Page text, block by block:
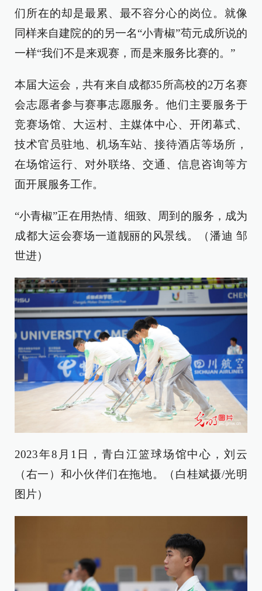
们所在的却是最累、最不容分心的岗位。就像
同样来自建院的的另一名“小青椒”苟元成所说的
一样“我们不是来观赛，而是来服务比赛的。”
本届大运会，共有来自成都35所高校的2万名赛
会志愿者参与赛事志愿服务。他们主要服务于
竞赛场馆、大运村、主媒体中心、开闭幕式、
技术官员驻地、机场车站、接待酒店等场所，
在场馆运行、对外联络、交通、信息咨询等方
面开展服务工作。
“小青椒”正在用热情、细致、周到的服务，成为
成都大运会赛场一道靓丽的风景线。（潘迪 邹
世进）
2023年8月1日，青白江篮球场馆中心，刘云
（右一）和小伙伴们在拖地。（白桂斌摄/光明
图片）